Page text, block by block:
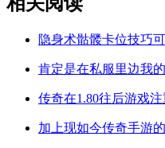
隐身术骷髅卡位技巧
肯定是在私服里边我
传奇在1.80往后游戏
加上现如今传奇手游